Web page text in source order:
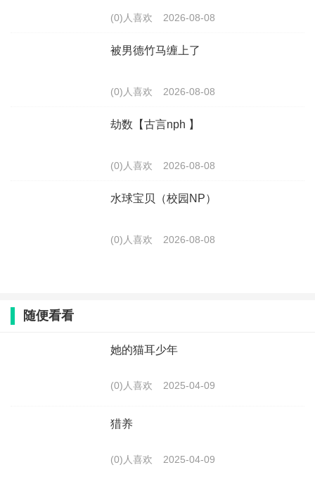
(0)人喜欢 2026-08-08
被男德竹马缠上了
(0)人喜欢 2026-08-08
劫数【古言nph 】
(0)人喜欢 2026-08-08
水球宝贝（校园NP）
(0)人喜欢 2026-08-08
随便看看
她的猫耳少年
(0)人喜欢 2025-04-09
猎养
(0)人喜欢 2025-04-09